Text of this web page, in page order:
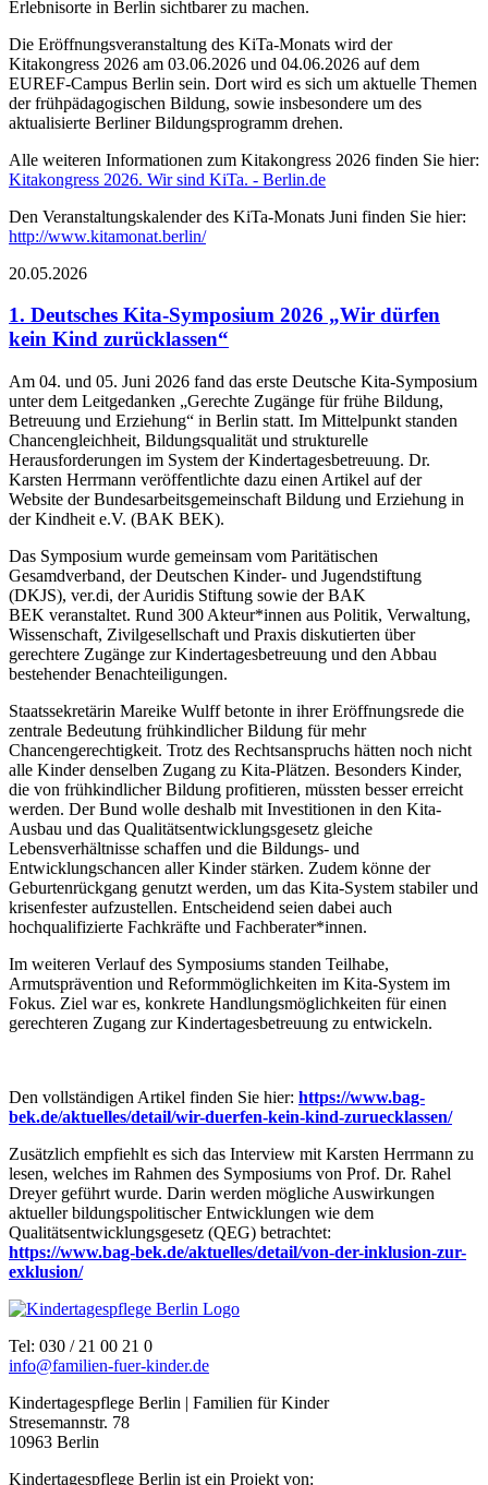
Erlebnisorte in Berlin sichtbarer zu machen.
Die Eröffnungsveranstaltung des KiTa-Monats wird der
Kitakongress 2026 am 03.06.2026 und 04.06.2026 auf dem
EUREF-Campus Berlin sein. Dort wird es sich um aktuelle Themen
der frühpädagogischen Bildung, sowie insbesondere um des
aktualisierte Berliner Bildungsprogramm drehen.
Alle weiteren Informationen zum Kitakongress 2026 finden Sie hier:
Kitakongress 2026. Wir sind KiTa. - Berlin.de
Den Veranstaltungskalender des KiTa-Monats Juni finden Sie hier:
http://www.kitamonat.berlin/
20.05.2026
1. Deutsches Kita-Symposium 2026 „Wir dürfen
kein Kind zurücklassen“
Am 04. und 05. Juni 2026 fand das erste Deutsche Kita-Symposium
unter dem Leitgedanken „Gerechte Zugänge für frühe Bildung,
Betreuung und Erziehung“ in Berlin statt. Im Mittelpunkt standen
Chancengleichheit, Bildungsqualität und strukturelle
Herausforderungen im System der Kindertagesbetreuung. Dr.
Karsten Herrmann veröffentlichte dazu einen Artikel auf der
Website der Bundesarbeitsgemeinschaft Bildung und Erziehung in
der Kindheit e.V. (BAK BEK).
Das Symposium wurde gemeinsam vom Paritätischen
Gesamdverband, der Deutschen Kinder- und Jugendstiftung
(DKJS), ver.di, der Auridis Stiftung sowie der BAK
BEK veranstaltet. Rund 300 Akteur*innen aus Politik, Verwaltung,
Wissenschaft, Zivilgesellschaft und Praxis diskutierten über
gerechtere Zugänge zur Kindertagesbetreuung und den Abbau
bestehender Benachteiligungen.
Staatssekretärin Mareike Wulff betonte in ihrer Eröffnungsrede die
zentrale Bedeutung frühkindlicher Bildung für mehr
Chancengerechtigkeit. Trotz des Rechtsanspruchs hätten noch nicht
alle Kinder denselben Zugang zu Kita-Plätzen. Besonders Kinder,
die von frühkindlicher Bildung profitieren, müssten besser erreicht
werden. Der Bund wolle deshalb mit Investitionen in den Kita-
Ausbau und das Qualitätsentwicklungsgesetz gleiche
Lebensverhältnisse schaffen und die Bildungs- und
Entwicklungschancen aller Kinder stärken. Zudem könne der
Geburtenrückgang genutzt werden, um das Kita-System stabiler und
krisenfester aufzustellen. Entscheidend seien dabei auch
hochqualifizierte Fachkräfte und Fachberater*innen.
Im weiteren Verlauf des Symposiums standen Teilhabe,
Armutsprävention und Reformmöglichkeiten im Kita-System im
Fokus. Ziel war es, konkrete Handlungsmöglichkeiten für einen
gerechteren Zugang zur Kindertagesbetreuung zu entwickeln.
Den vollständigen Artikel finden Sie hier: https://www.bag-
bek.de/aktuelles/detail/wir-duerfen-kein-kind-zuruecklassen/
Zusätzlich empfiehlt es sich das Interview mit Karsten Herrmann zu
lesen, welches im Rahmen des Symposiums von Prof. Dr. Rahel
Dreyer geführt wurde. Darin werden mögliche Auswirkungen
aktueller bildungspolitischer Entwicklungen wie dem
Qualitätsentwicklungsgesetz (QEG) betrachtet:
https://www.bag-bek.de/aktuelles/detail/von-der-inklusion-zur-
exklusion/
Tel: 030 / 21 00 21 0
info@familien-fuer-kinder.de
Kindertagespflege Berlin | Familien für Kinder
Stresemannstr. 78
10963 Berlin
Kindertagespflege Berlin ist ein Projekt von: